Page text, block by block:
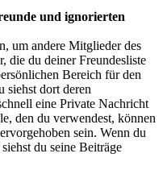
und ignorierten
um andere Mitglieder des
die du deiner Freundesliste
Bereich für den
siehst dort deren
eine Private Nachricht
den du verwendest, können
sein. Wenn du
du seine Beiträge